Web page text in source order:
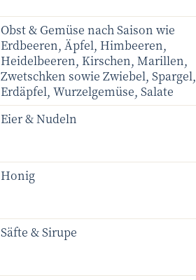
Obst & Gemüse nach Saison wie
Erdbeeren, Äpfel, Himbeeren,
Heidelbeeren, Kirschen, Marillen,
Zwetschken sowie Zwiebel, Spargel,
Erdäpfel, Wurzelgemüse, Salate
Eier & Nudeln
Honig
Säfte & Sirupe